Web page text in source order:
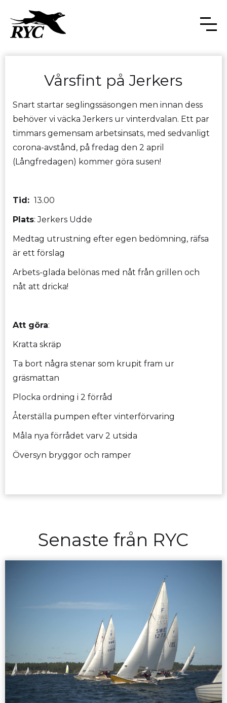
Vårsfint på Jerkers
Snart startar seglingssäsongen men innan dess
behöver vi väcka Jerkers ur vinterdvalan. Ett par
timmars gemensam arbetsinsats, med sedvanligt
corona-avstånd, på fredag den 2 april
(Långfredagen) kommer göra susen!
Tid: 13.00
Plats: Jerkers Udde
Medtag utrustning efter egen bedömning, räfsa
är ett förslag
Arbets-glada belönas med nåt från grillen och
nåt att dricka!
Att göra:
Kratta skräp
Ta bort några stenar som krupit fram ur
gräsmattan
Plocka ordning i 2 förråd
Återställa pumpen efter vinterförvaring
Måla nya förrådet varv 2 utsida
Översyn bryggor och ramper
Senaste från RYC